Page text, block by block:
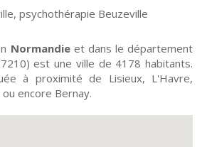
, psychothérapie Beuzeville
Normandieet dans le département
est une ville de 4178 habitants.
à proximité de Lisieux, L'Havre,
encore Bernay.